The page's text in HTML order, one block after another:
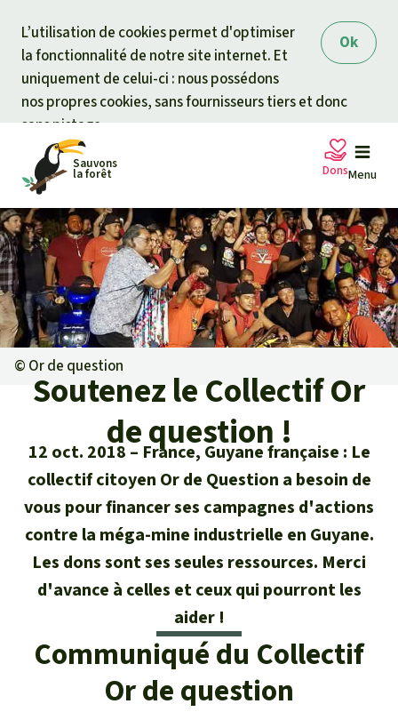
Ok
L’utilisation de cookies permet d'optimiser
la fonctionnalité de notre site internet. Et
uniquement de celui-ci : nous possédons
nos propres cookies, sans fournisseurs tiers et donc
sans pistage.
Sauvons
la forêt Menu
Pétitions
Projets
Info
Pour approfondir
Actualités
Succès
Lettre d'information
Thématiques
Climat et forêt tropicale
La biodiversité
L'huile de palme
Les aires protégées
La forêt tropicale
Asso ciation
Sauvons la forêt
Qui sommes-nous ?
Nous contacter
Transparence
Questions fréquentes
Rapports annuels
Recherche
Français
Deutsch
Español
Dons
Votre soutien est capital
Don général
Fonds d'urgence
Certificats de don
Questions & réponses
Don pour un thème
Protection des animaux
Protection des forêts tropicales
Soutien aux activistes
Don pour une région
Asie du Sud-Est
Afrique
Amérique latine
© Or de question
Soutenez le Collectif Or
de question !
12 oct. 2018
France, Guyane française : Le
collectif citoyen Or de Question a besoin de
vous pour financer ses campagnes d'actions
contre la méga-mine industrielle en Guyane.
Les dons sont ses seules ressources. Merci
d'avance à celles et ceux qui pourront les
aider !
Communiqué du Collectif
Or de question